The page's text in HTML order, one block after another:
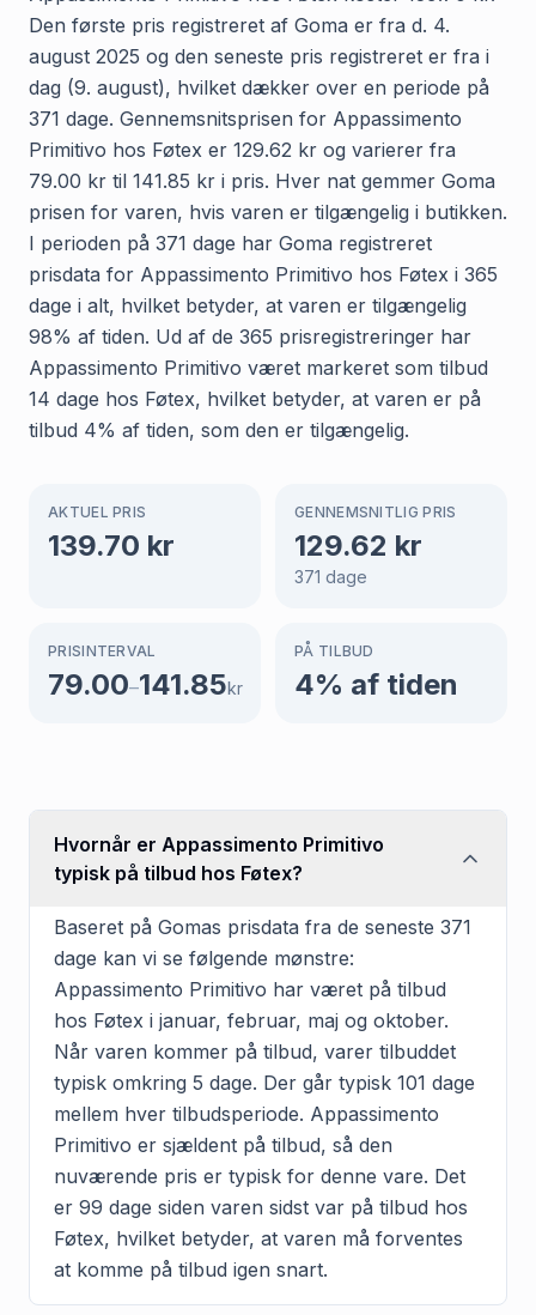
Den første pris registreret af Goma er fra d. 4.
august 2025 og den seneste pris registreret er fra i
dag (9. august), hvilket dækker over en periode på
371 dage. Gennemsnitsprisen for Appassimento
Primitivo hos Føtex er 129.62 kr og varierer fra
79.00 kr til 141.85 kr i pris. Hver nat gemmer Goma
prisen for varen, hvis varen er tilgængelig i butikken.
I perioden på 371 dage har Goma registreret
prisdata for Appassimento Primitivo hos Føtex i 365
dage i alt, hvilket betyder, at varen er tilgængelig
98% af tiden. Ud af de 365 prisregistreringer har
Appassimento Primitivo været markeret som tilbud
14 dage hos Føtex, hvilket betyder, at varen er på
tilbud 4% af tiden, som den er tilgængelig.
AKTUEL PRIS
139.70 kr
GENNEMSNITLIG PRIS
129.62 kr
371 dage
PRISINTERVAL
79.00–141.85kr
PÅ TILBUD
4% af tiden
Hvornår er Appassimento Primitivo
typisk på tilbud hos Føtex?
Baseret på Gomas prisdata fra de seneste 371
dage kan vi se følgende mønstre:
Appassimento Primitivo har været på tilbud
hos Føtex i januar, februar, maj og oktober.
Når varen kommer på tilbud, varer tilbuddet
typisk omkring 5 dage. Der går typisk 101 dage
mellem hver tilbudsperiode. Appassimento
Primitivo er sjældent på tilbud, så den
nuværende pris er typisk for denne vare. Det
er 99 dage siden varen sidst var på tilbud hos
Føtex, hvilket betyder, at varen må forventes
at komme på tilbud igen snart.